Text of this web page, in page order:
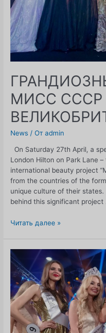
МИСС СССР
News / От admin
On Saturday 27th April, a
London Hilton on Park Lane
international beauty project
from the countries of the
unique culture of their
behind this significant project
ГРАНДИОЗНЫЙ
СССР
ВЕЛИКОБРИТАНИЯ
2019
Читать далее »